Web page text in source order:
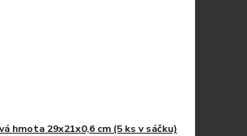
hmota 29x21x0,6 cm (5 ks v sáčku)